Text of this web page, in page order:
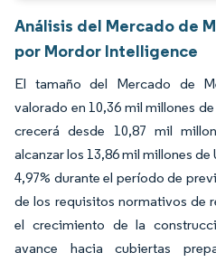
Análisis del Mercado de
por Mordor Intelligence
El tamaño del Mercado de
valorado en 10,36 mil millones
crecerá desde 10,87 mil
alcanzar los 13,86 mil millones de
4,97% durante el período de
de los requisitos normativos de
el crecimiento de la
avance hacia cubiertas